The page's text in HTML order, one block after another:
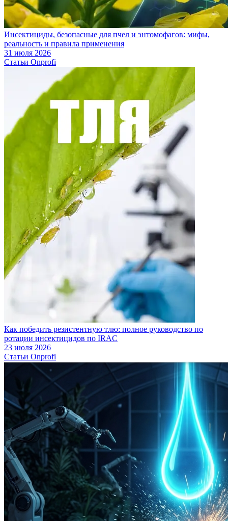
Инсектициды, безопасные для пчел и энтомофагов: мифы,
реальность и правила применения
31 июля 2026
Статьи Onprofi
Как победить резистентную тлю: полное руководство по
ротации инсектицидов по IRAC
23 июля 2026
Статьи Onprofi